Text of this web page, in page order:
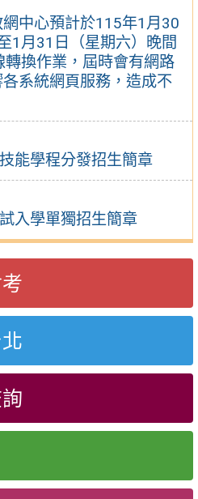
中心預計於115年1月30
1月31日（星期六）晚間
換作業，屆時會有網路
系統網頁服務，造成不
能學程分發招生簡章
入學單獨招生簡章